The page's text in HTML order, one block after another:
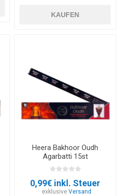
KAUFEN
Heera Bakhoor Oudh
Agarbatti 15st
0,99€ inkl. Steuer
exklusive Versand